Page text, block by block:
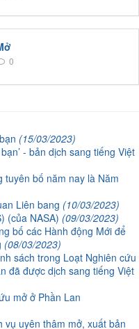
0
(15/03/2023)
- bản dịch sang tiếng Việt
tuyên bố năm nay là Năm
Liên bang (10/03/2023)
(của NASA) (09/03/2023)
bố các Hành động Mới để
(08/03/2023)
sách trong Loạt Nghiên cứu
đã được dịch sang tiếng Việt
mở ở Phần Lan
vụ uyên thâm mở, xuất bản